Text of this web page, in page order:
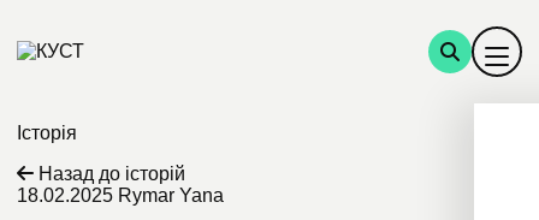
Історія
Назад до історій
18.02.2025 Rymar Yana